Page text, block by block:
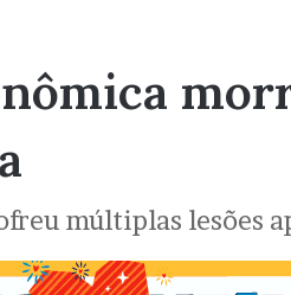
múltiplas lesões